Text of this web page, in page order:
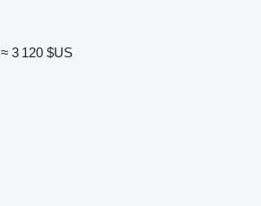
≈ 3 120 $US